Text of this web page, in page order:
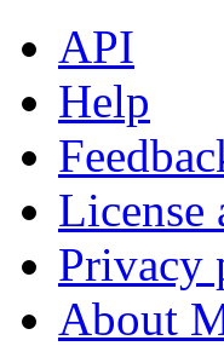
API
Help
License
Privacy
About